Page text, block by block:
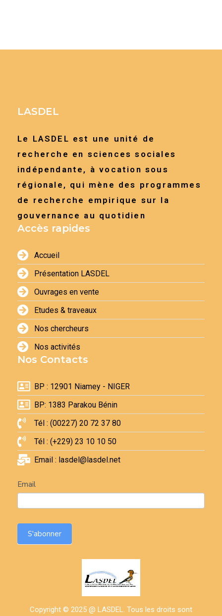
LASDEL
Le LASDEL est une unité de
recherche en sciences sociales
indépendante, à vocation sous
régionale, qui mène des programmes
de recherche empirique sur la
gouvernance au quotidien
Accès rapides
Accueil
Présentation LASDEL
Ouvrages en vente
Etudes & traveaux
Nos chercheurs
Nos activités
Nos Contacts
BP : 12901 Niamey - NIGER
BP: 1383 Parakou Bénin
Tél : (00227) 20 72 37 80
Tél : (+229) 23 10 10 50
Email : lasdel@lasdel.net
Newsletter
Email
S'abonner
Copyright © 2025 @ LASDEL. Tous les droits sont